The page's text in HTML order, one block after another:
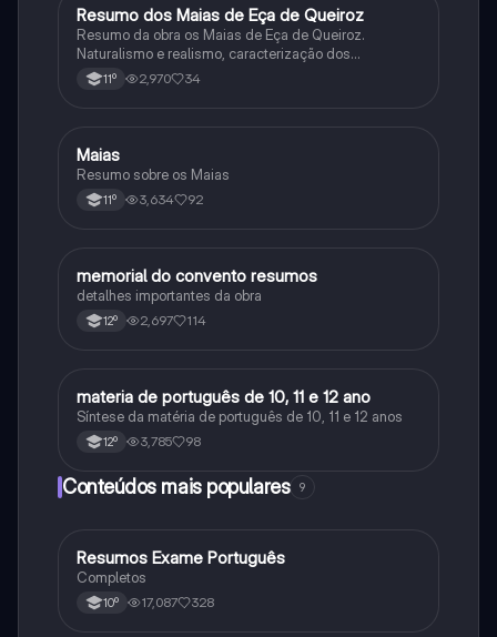
Português
Resumo dos Maias de Eça de Queiroz
Resumo da obra os Maias de Eça de Queiroz.
Naturalismo e realismo, caracterização dos
personagens e contexto histórico.
11º 2,970 34
Português
Maias
Resumo sobre os Maias
11º 3,634 92
Português
memorial do convento resumos
detalhes importantes da obra
12º 2,697 114
Português
materia de português de 10, 11 e 12 ano
Síntese da matéria de português de 10, 11 e 12 anos
12º 3,785 98
Conteúdos mais populares 9
Português
Resumos Exame Português
Completos
10º 17,087 328